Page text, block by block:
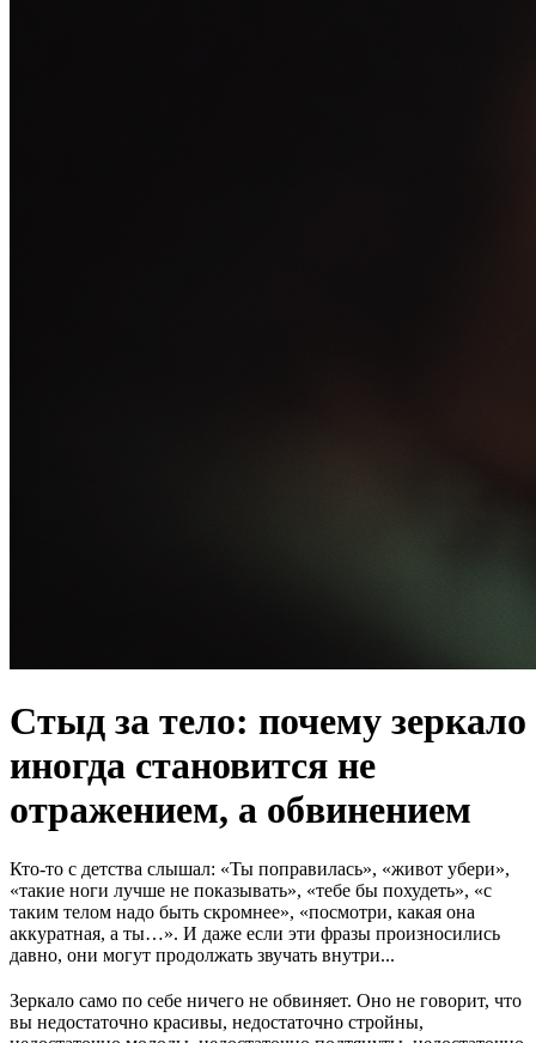
Стыд за тело: почему зеркало
иногда становится не
отражением, а обвинением
Кто-то с детства слышал: «Ты поправилась», «живот убери»,
«такие ноги лучше не показывать», «тебе бы похудеть», «с
таким телом надо быть скромнее», «посмотри, какая она
аккуратная, а ты…». И даже если эти фразы произносились
давно, они могут продолжать звучать внутри...
Зеркало само по себе ничего не обвиняет. Оно не говорит, что
вы недостаточно красивы, недостаточно стройны,